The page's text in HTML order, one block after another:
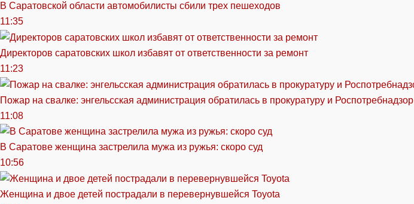
В Саратовской области автомобилисты сбили трех пешеходов
11:35
Директоров саратовских школ избавят от ответственности за ремонт
11:23
Пожар на свалке: энгельсская администрация обратилась в прокуратуру и Роспотребнадзор
11:08
В Саратове женщина застрелила мужа из ружья: скоро суд
10:56
Женщина и двое детей пострадали в перевернувшейся Toyota